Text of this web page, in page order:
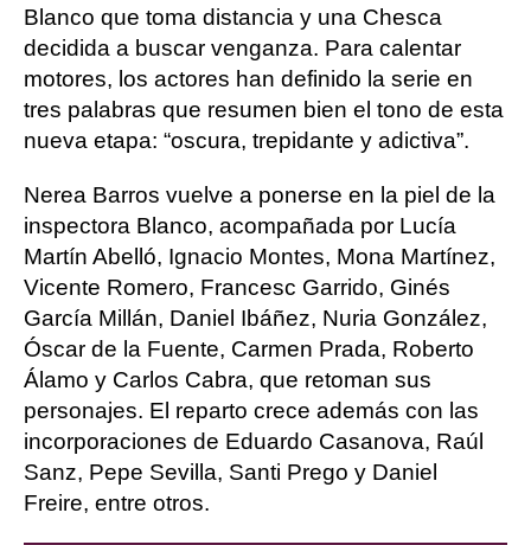
Blanco que toma distancia y una Chesca
decidida a buscar venganza. Para calentar
motores, los actores han definido la serie en
tres palabras que resumen bien el tono de esta
nueva etapa: “oscura, trepidante y adictiva”.
Nerea Barros vuelve a ponerse en la piel de la
inspectora Blanco, acompañada por Lucía
Martín Abelló, Ignacio Montes, Mona Martínez,
Vicente Romero, Francesc Garrido, Ginés
García Millán, Daniel Ibáñez, Nuria González,
Óscar de la Fuente, Carmen Prada, Roberto
Álamo y Carlos Cabra, que retoman sus
personajes. El reparto crece además con las
incorporaciones de Eduardo Casanova, Raúl
Sanz, Pepe Sevilla, Santi Prego y Daniel
Freire, entre otros.